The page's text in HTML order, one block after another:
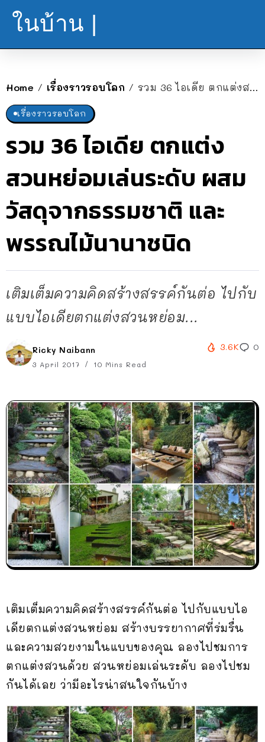
ในบ้าน |
Home / เรื่องราวรอบโลก / รวม 36 ไอเดีย ตกแต่งสวนหย่อมเล่นระดับ ผสมวัสดุจากธรรมชาติ และพรรณไม้นานาชนิด
เรื่องราวรอบโลก
รวม 36 ไอเดีย ตกแต่ง
สวนหย่อมเล่นระดับ ผสม
วัสดุจากธรรมชาติ และ
พรรณไม้นานาชนิด
เติมเต็มความคิดสร้างสรรค์กันต่อ ไปกับ
แบบไอเดียตกแต่งสวนหย่อม...
Ricky Naibann
3 April 2017 10 Mins Read
3.6K 0
เติมเต็มความคิดสร้างสรรค์กันต่อ ไปกับแบบไอ
เดียตกแต่งสวนหย่อม สร้างบรรยากาศที่ร่มรื่น
และความสวยงามในแบบของคุณ ลองไปชมการ
ตกแต่งสวนด้วย สวนหย่อมเล่นระดับ ลองไปชม
กันได้เลย ว่ามีอะไรน่าสนใจกันบ้าง